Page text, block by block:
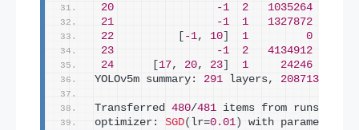
20
-1 2 1035264
21
-1 1 1327872
22
-1, 10 1 0
23
-1 2 4134912
24
17, 20, 23 1 24246
YOLOv5m summary: 291 layers, 20871318
Transferred 480/481 items from runs/
optimizer: SGD( lr=0.01 )
with parameter